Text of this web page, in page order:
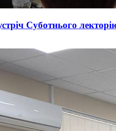
Суботнього